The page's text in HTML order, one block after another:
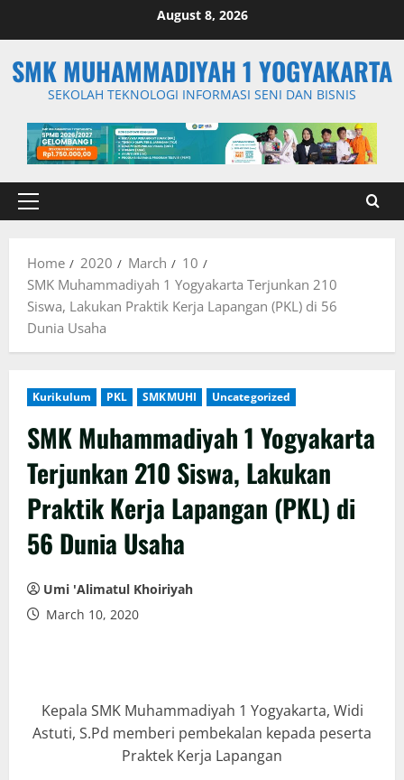
August 8, 2026
SMK MUHAMMADIYAH 1 YOGYAKARTA
SEKOLAH TEKNOLOGI INFORMASI SENI DAN BISNIS
Primary
Home
2020 March
10
SMK Muhammadiyah 1 Yogyakarta Terjunkan 210
Siswa, Lakukan Praktik Kerja Lapangan (PKL) di 56
Dunia Usaha
Kurikulum PKL SMKMUHI Uncategorized
SMK Muhammadiyah 1 Yogyakarta
Terjunkan 210 Siswa, Lakukan
Praktik Kerja Lapangan (PKL) di
56 Dunia Usaha
Umi 'Alimatul Khoiriyah
March 10, 2020
Kepala SMK Muhammadiyah 1 Yogyakarta, Widi
Astuti, S.Pd memberi pembekalan kepada peserta
Praktek Kerja Lapangan